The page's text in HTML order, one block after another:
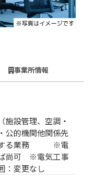
事業所情報
施設管理、空調・
的機関他関係先
随する業務 ※電
ば尚可 ※電気工事
変更なし